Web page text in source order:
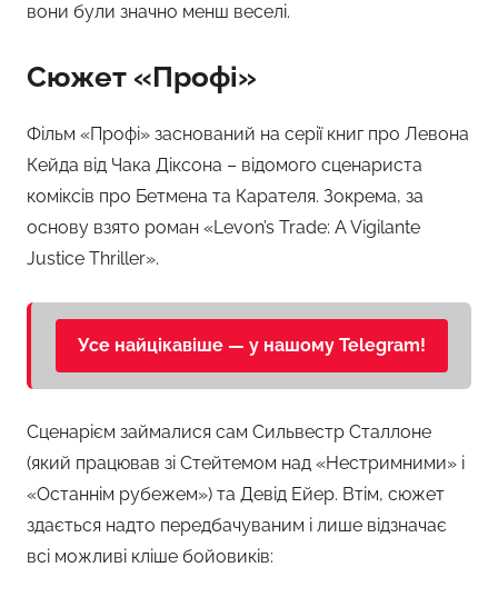
вони були значно менш веселі.
Сюжет «Профі»
Фільм «Профі» заснований на серії книг про Левона
Кейда від Чака Діксона – відомого сценариста
коміксів про Бетмена та Карателя. Зокрема, за
основу взято роман «Levon’s Trade: A Vigilante
Justice Thriller».
Усе найцікавіше — у нашому Telegram!
Сценарієм займалися сам Сильвестр Сталлоне
(який працював зі Стейтемом над «Нестримними» і
«Останнім рубежем») та Девід Ейер. Втім, сюжет
здається надто передбачуваним і лише відзначає
всі можливі кліше бойовиків: